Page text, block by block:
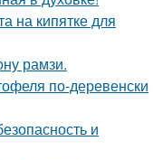
на кипятке для
рамзи.
по-деревенски
и